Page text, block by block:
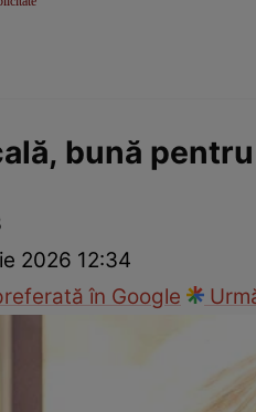
bună
2026 12:34
în Google